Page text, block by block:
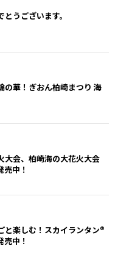
うございます。
の華！ぎおん柏崎まつり 海
大会、柏崎海の大花火大会
中！
と楽しむ！スカイランタン®
中！